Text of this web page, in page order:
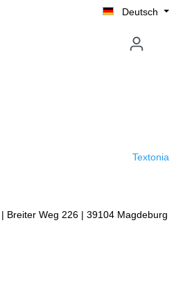
Deutsch
Textonia
Breiter Weg 226 | 39104 Magdeburg